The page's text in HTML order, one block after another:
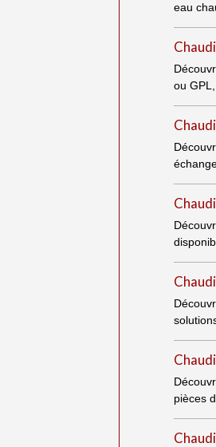
eau
ou
pièces